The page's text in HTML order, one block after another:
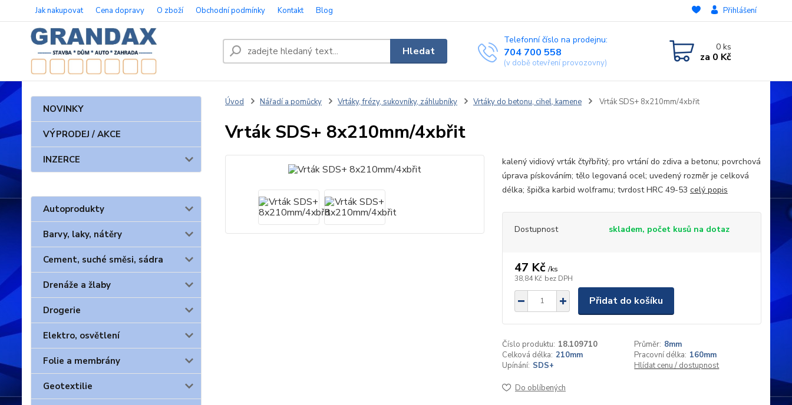
Jak nakupovat Cena dopravy O zboží Obchodní podmínky Kontakt Blog Přihlášení
Hledat
Telefonní číslo na prodejnu:
704 700 558
(v době otevření provozovny)
0ks
za 0 Kč
NOVINKY
VÝPRODEJ / AKCE
INZERCE
Autoprodukty
Barvy, laky, nátěry
Cement, suché směsi, sádra
Drenáže a žlaby
Drogerie
Elektro, osvětlení
Folie a membrány
Geotextilie
Úvod Nářadí a pomůcky Vrtáky, frézy, sukovníky, záhlubníky Vrtáky do betonu, cihel, kamene Vrták SDS+ 8x210mm/4xbřit
Vrták SDS+ 8x210mm/4xbřit
kalený vidiový vrták čtyřbřitý; pro vrtání do zdiva a betonu; povrchová
úprava pískováním; tělo legovaná ocel; uvedený rozměr je celková
délka; špička karbid wolframu; tvrdost HRC 49-53 celý popis
Dostupnost skladem, počet kusů na dotaz
47 Kč /ks
38,84 Kč bez DPH
Přidat do košíku
Číslo produktu: 18.109710 Průměr: 8mm
Celková délka: 210mm Pracovní délka: 160mm
Upínání: SDS+ Hlídat cenu / dostupnost
Do oblíbených